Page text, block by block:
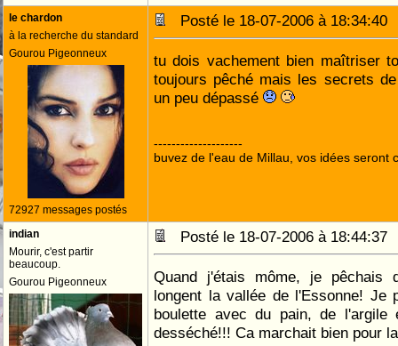
le chardon
à la recherche du standard
Gourou Pigeonneux
72927 messages postés
Posté le 18-07-2006 à
tu dois vachement bien maîtriser
toujours pêché mais les secrets
un peu dépassé
--------------------
buvez de l'eau de Millau, vos idées seront
indian
Mourir, c'est partir
beaucoup.
Gourou Pigeonneux
Posté le 18-07-2006 à
Quand j'étais môme, je pêchais
longent la vallée de l'Essonne! Je
boulette avec du pain, de l'argile
desséché!!! Ca marchait bien pour